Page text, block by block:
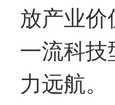
放产业
一流科
力远航。